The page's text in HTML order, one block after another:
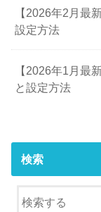
【2026年2月最
設定方法
【2026年1月最
と設定方法
検索